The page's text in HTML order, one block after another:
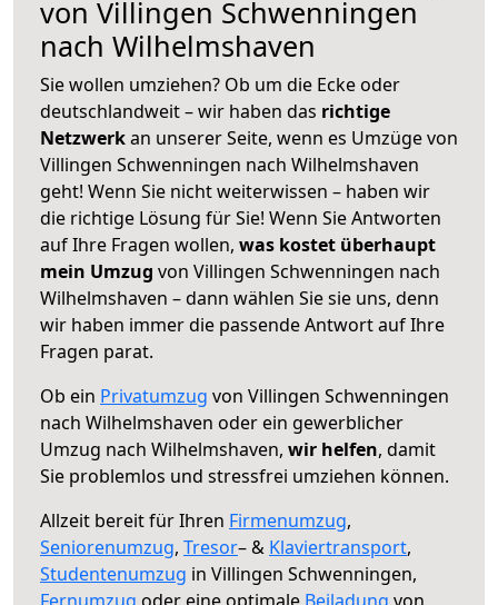
von Villingen Schwenningen
nach Wilhelmshaven
Sie wollen umziehen? Ob um die Ecke oder
deutschlandweit – wir haben das richtige
Netzwerkan unserer Seite, wenn es Umzüge von
Villingen Schwenningen nach Wilhelmshaven
geht! Wenn Sie nicht weiterwissen – haben wir
die richtige Lösung für Sie! Wenn Sie Antworten
auf Ihre Fragen wollen, was kostet überhaupt
mein Umzug von Villingen Schwenningen nach
Wilhelmshaven – dann wählen Sie sie uns, denn
wir haben immer die passende Antwort auf Ihre
Fragen parat.
Ob ein Privatumzug von Villingen Schwenningen
nach Wilhelmshaven oder ein gewerblicher
Umzug nach Wilhelmshaven, wir helfen, damit
Sie problemlos und stressfrei umziehen können.
Allzeit bereit für Ihren Firmenumzug,
Seniorenumzug, Tresor– & Klaviertransport,
Studentenumzug in Villingen Schwenningen,